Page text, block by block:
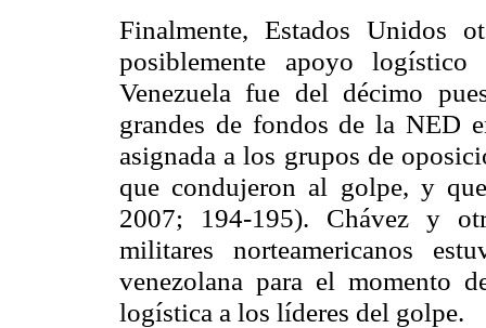
Finalmente, Estados Unidos
posiblemente apoyo
Venezuela fue del décimo
grandes de fondos de la NED
asignada a los grupos de
que condujeron al golpe, y
2007; 194-195). Chávez y
militares norteamericanos
venezolana para el momento
logística a los líderes del golpe.